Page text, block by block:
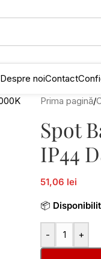
Despre noiContact
Prima pagină/
Spot
IP44
51,06 lei
📦
- +